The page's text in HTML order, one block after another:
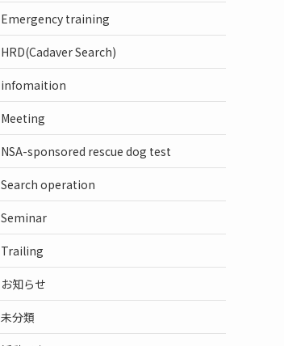
Emergency training
HRD(Cadaver Search)
infomaition
Meeting
NSA-sponsored rescue dog test
Search operation
Seminar
Trailing
お知らせ
未分類